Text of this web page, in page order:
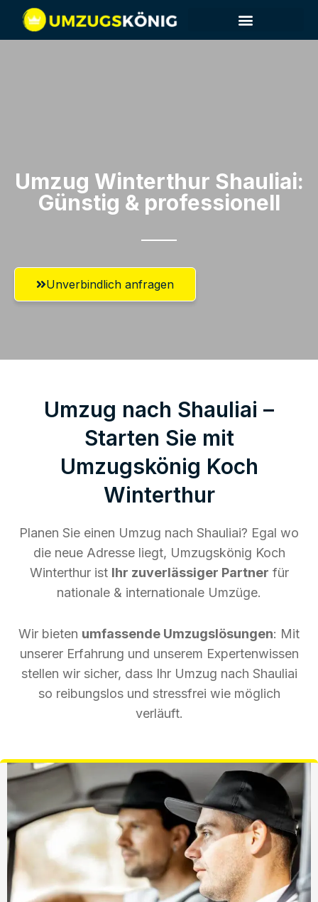
Umzug Winterthur​ Shauliai:
Günstig & professionell​
Unverbindlich anfragen
Umzug nach Shauliai –
Starten Sie mit
Umzugskönig Koch
Winterthur
Planen Sie einen Umzug nach Shauliai? Egal wo
die neue Adresse liegt, Umzugskönig Koch
Winterthur ist Ihr zuverlässiger Partner für
nationale & internationale Umzüge.
Wir bieten umfassende Umzugslösungen: Mit
unserer Erfahrung und unserem Expertenwissen
stellen wir sicher, dass Ihr Umzug nach Shauliai
so reibungslos und stressfrei wie möglich
verläuft.